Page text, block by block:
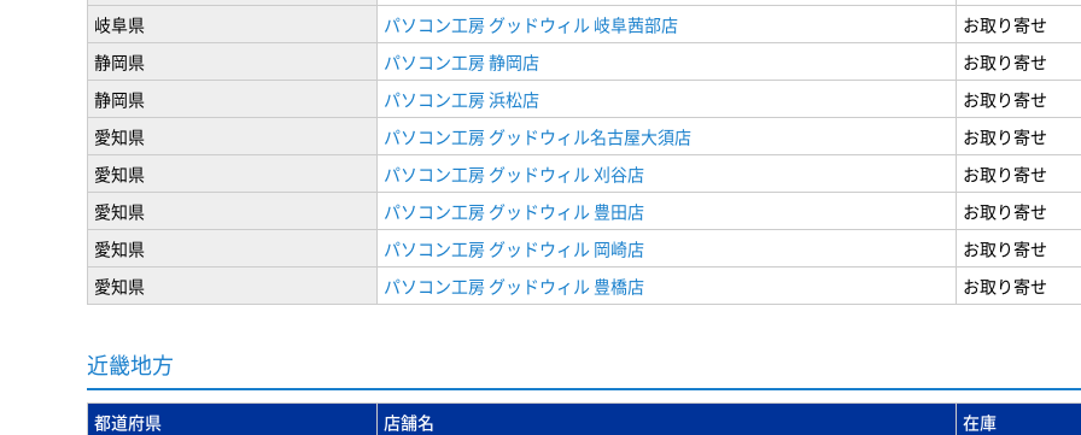
岐阜県
パソコン工房 グッドウィル 岐阜茜部店
お取り寄せ
静岡県
パソコン工房 静岡店
お取り寄せ
静岡県
パソコン工房 浜松店
お取り寄せ
愛知県
パソコン工房 グッドウィル名古屋大須店
お取り寄せ
愛知県
パソコン工房 グッドウィル 刈谷店
お取り寄せ
愛知県
パソコン工房 グッドウィル 豊田店
お取り寄せ
愛知県
パソコン工房 グッドウィル 岡崎店
お取り寄せ
愛知県
パソコン工房 グッドウィル 豊橋店 お取り寄せ
近畿地方
都道府県 店舗名
在庫